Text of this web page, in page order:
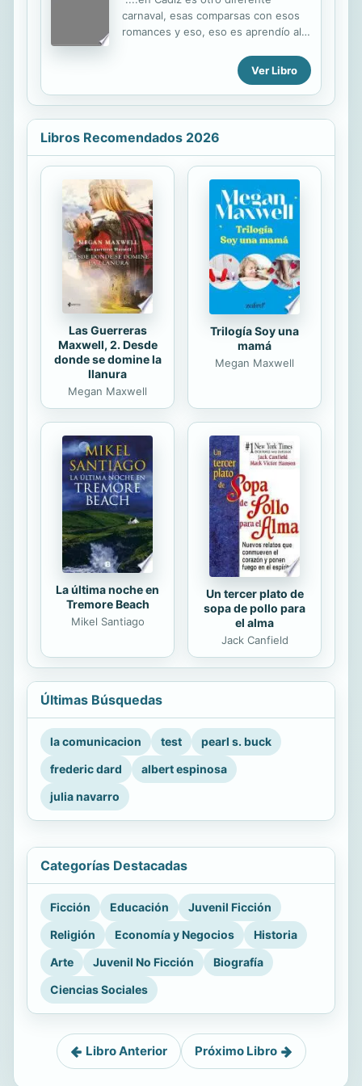
carnaval, esas comparsas con esos
romances y eso, eso es aprendío allí,
Jerez na más que cantar por bulerías
bailar por bulerías, en Cai no, en Cai
esos romances que eso es propio de
Cádiz están preciosos, esas
romances y esas cosas eso está
divino, a mi me gusta una hartá....
(...)....y en Cai no, en Cai hay clase y
hay solera porque el pueblo es lo
que trae. Le pasa como a nosotros
aquí, y esas comparsas...
Ver Libro
Libros Recomendados 2026
Las Guerreras
Maxwell, 2. Desde
donde se domine la
llanura
Megan Maxwell
Trilogía Soy una
mamá
Megan Maxwell
La última noche en
Tremore Beach
Mikel Santiago
Un tercer plato de
sopa de pollo para
el alma
Jack Canfield
Últimas Búsquedas
la comunicacion test
pearl s. buck
frederic dard
albert espinosa
julia navarro
Categorías Destacadas
Ficción Educación
Juvenil Ficción
Religión
Economía y Negocios
Historia
Arte
Juvenil No Ficción
Biografía
Ciencias Sociales
Libro Anterior Próximo Libro